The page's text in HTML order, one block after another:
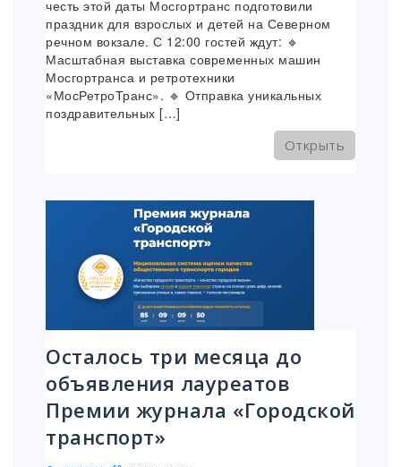
честь этой даты Мосгортранс подготовили
праздник для взрослых и детей на Северном
речном вокзале. С 12:00 гостей ждут: 🔹
Масштабная выставка современных машин
Мосгортранса и ретротехники
«МосРетроТранс». 🔹 Отправка уникальных
поздравительных […]
Открыть
Осталось три месяца до
объявления лауреатов
Премии журнала «Городской
транспорт»